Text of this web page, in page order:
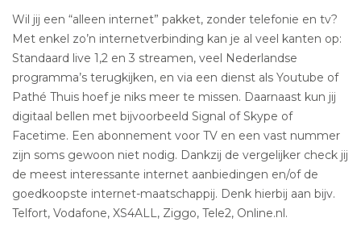
Wil jij een “alleen internet” pakket, zonder telefonie en tv?
Met enkel zo’n internetverbinding kan je al veel kanten op:
Standaard live 1,2 en 3 streamen, veel Nederlandse
programma’s terugkijken, en via een dienst als Youtube of
Pathé Thuis hoef je niks meer te missen. Daarnaast kun jij
digitaal bellen met bijvoorbeeld Signal of Skype of
Facetime. Een abonnement voor TV en een vast nummer
zijn soms gewoon niet nodig. Dankzij de vergelijker check jij
de meest interessante internet aanbiedingen en/of de
goedkoopste internet-maatschappij. Denk hierbij aan bijv.
Telfort, Vodafone, XS4ALL, Ziggo, Tele2, Online.nl.